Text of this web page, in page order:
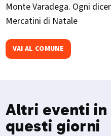
Monte Varadega. Ogni
Mercatini di Natale
VAI AL COMUNE
Altri eventi in
questi giorni